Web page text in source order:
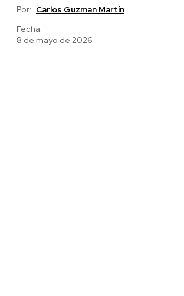
Por: Carlos Guzman Martín
Fecha:
8 de mayo de 2026